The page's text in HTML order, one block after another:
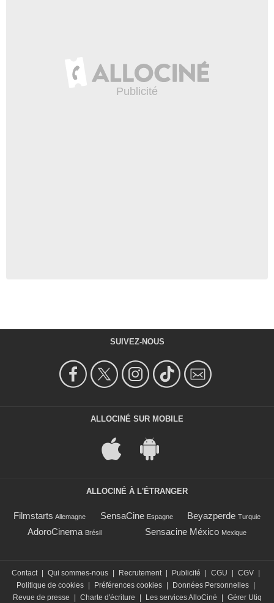
SUIVEZ-NOUS
ALLOCINÉ SUR MOBILE
ALLOCINÉ À L'ÉTRANGER
Filmstarts Allemagne SensaCine Espagne Beyazperde Turquie
AdoroCinema Brésil Sensacine México Mexique
Contact Qui sommes-nous Recrutement Publicité CGU CGV
Politique de cookies
Préférences cookies Données Personnelles
Revue de presse
Charte d'écriture Les services AlloCiné Gérer Utiq